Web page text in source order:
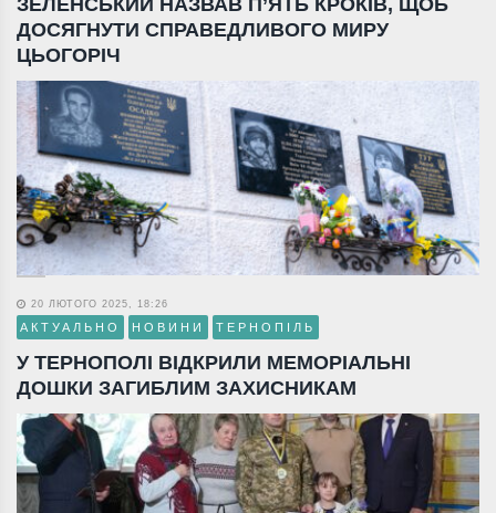
ДОСЯГНУТИ СПРАВЕДЛИВОГО МИРУ
ЦЬОГОРІЧ
20 ЛЮТОГО 2025, 18:26
АКТУАЛЬНО НОВИНИ ТЕРНОПІЛЬ
У ТЕРНОПОЛІ ВІДКРИЛИ МЕМОРІАЛЬНІ
ДОШКИ ЗАГИБЛИМ ЗАХИСНИКАМ